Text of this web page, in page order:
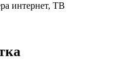
интернет, ТВ